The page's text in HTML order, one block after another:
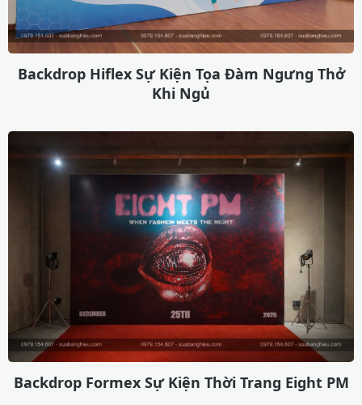
Backdrop Hiflex Sự Kiện Tọa Đàm Ngưng Thở
Khi Ngủ
Backdrop Formex Sự Kiện Thời Trang Eight PM